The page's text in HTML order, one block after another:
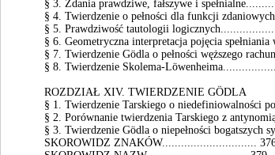
§ 3. Zdania prawdziwe, fałszywe i
§ 4. Twierdzenie o pełności dla funkcji
§ 5. Prawdziwość tautologii
§ 6. Geometryczna interpretacja pojęcia
§ 7. Twierdzenie Gödla o pełności węższego
§ 8. Twierdzenie Skolema-
ROZDZIAŁ XIV. TWIERDZENIE GÖDLA
§ 1. Twierdzenie Tarskiego o niedefiniowalności
§ 2. Porównanie twierdzenia Tarskiego z
§ 3. Twierdzenie Gödla o niepełności bogatszych
SKOROWIDZ ZNAKÓW..............................